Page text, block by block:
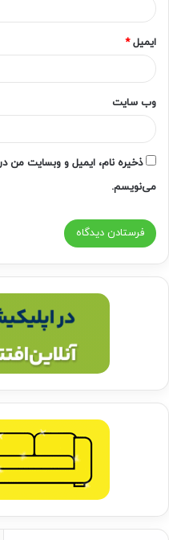
ایمیل*
وب‌ سایت
ذخیره نام، ایمیل و وبسایت من
می‌نویسم.